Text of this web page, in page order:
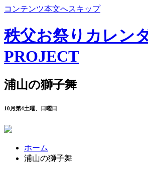
コンテンツ本文へスキップ
秩父お祭りカレン
PROJECT
浦山の獅子舞
10月第4土曜、日曜日
ホーム
浦山の獅子舞